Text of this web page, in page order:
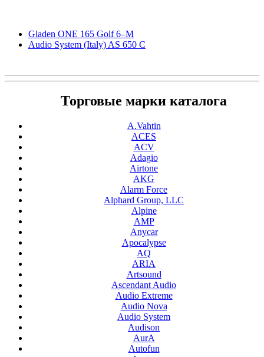
Gladen ONE 165 Golf 6–M
Audio System (Italy) AS 650 C
Торговые марки каталога
A.Vahtin
ACES
ACV
Adagio
Airtone
AKG
Alarm Force
Alphard Group, LLC
Alpine
AMP
Anycar
Apocalypse
AQ
ARIA
Artsound
Ascendant Audio
Audio Extreme
Audio Nova
Audio System
Audison
AurA
Autofun